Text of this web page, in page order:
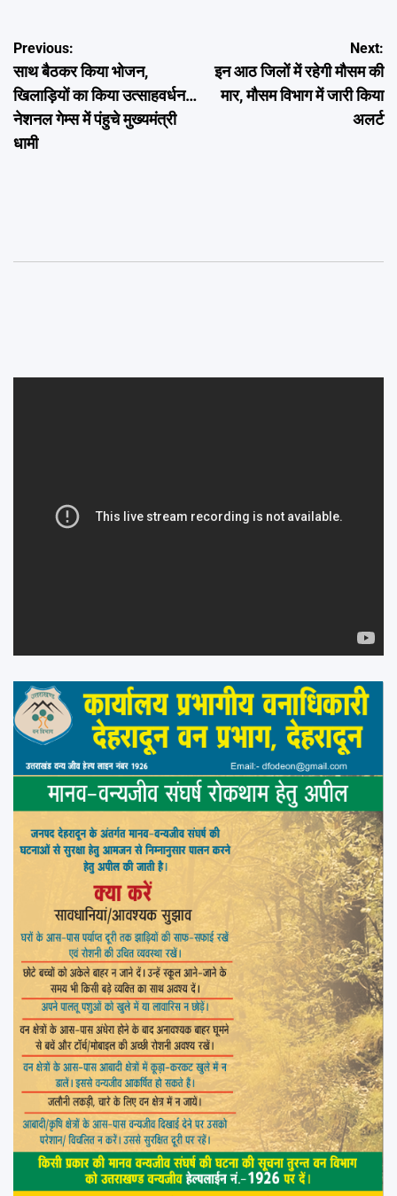
Post
navigation
Previous:
साथ बैठकर किया भोजन,
खिलाड़ियों का किया उत्साहवर्धन…
नेशनल गेम्स में पंहुचे मुख्यमंत्री
धामी
Next:
इन आठ जिलों में रहेगी मौसम की
मार, मौसम विभाग में जारी किया
अलर्ट